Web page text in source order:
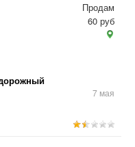
7 мая
Продам
60 руб